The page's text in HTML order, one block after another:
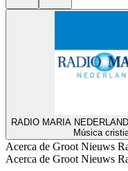
RADIO MARIA
Música
Acerca de Groot Nieuws
Acerca de Groot Nieuws